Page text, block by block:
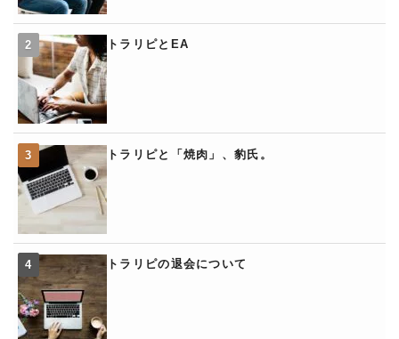
トラリピとEA
トラリピと「焼肉」、豹氏。
トラリピの退会について